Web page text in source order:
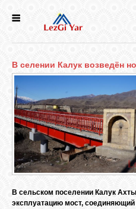
СЕЛА
ИСТОРИЯ
КУЛЬТУРА
ЛЕЗГИН
В селении Калук возведён
В сельском поселении Калук
эксплуатацию мост,